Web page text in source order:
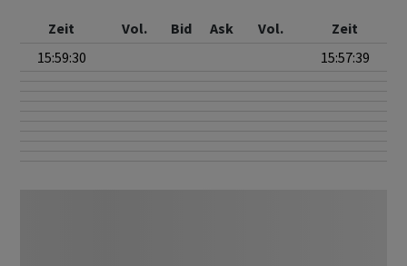
Zeit Vol. Bid Ask Vol.
Zeit
15:59:30
15:57:39